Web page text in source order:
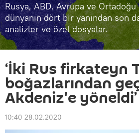
Rusya, ABD, Avrupa ve
dünyanın dört bir yanından son
analizler ve özel dosyalar.
‘İki Rus firkateyn
boğazlarından
Akdeniz'e yöneldi’
10:40 28.02.2020